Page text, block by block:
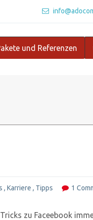
und Referenzen
, Karriere , Tipps 1
zu Faceebook